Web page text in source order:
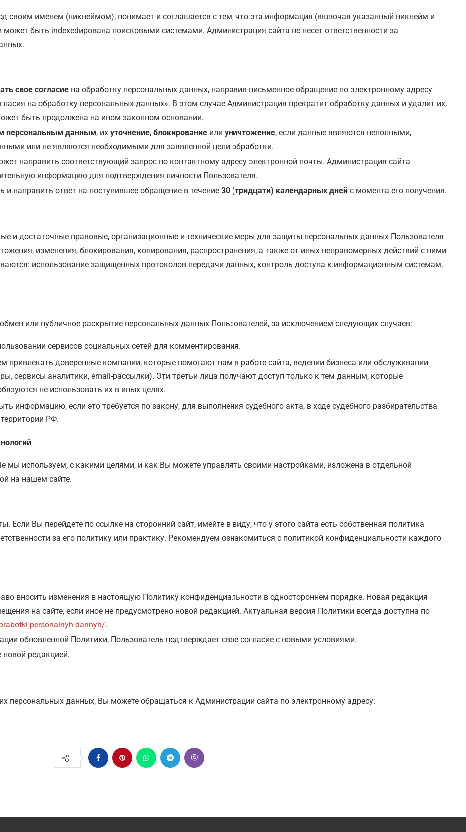
своим именем (никнеймом), понимает и соглашается с тем, что эта информация (включая указанный никнейм и
быть indexedирована поисковыми системами. Администрация сайта не несет ответственности за
свое согласие на обработку персональных данных, направив письменное обращение по электронному адресу
на обработку персональных данных». В этом случае Администрация прекратит обработку данных и удалит их,
быть продолжена на ином законном основании.
персональным данным, их уточнение, блокирование или уничтожение, если данные являются неполными,
или не являются необходимыми для заявленной цели обработки.
направить соответствующий запрос по контактному адресу электронной почты. Администрация сайта
информацию для подтверждения личности Пользователя.
и направить ответ на поступившее обращение в течение 30 (тридцати) календарных дней с момента его получения.
и достаточные правовые, организационные и технические меры для защиты персональных данных Пользователя
изменения, блокирования, копирования, распространения, а также от иных неправомерных действий с ними
использование защищенных протоколов передачи данных, контроль доступа к информационным системам,
или публичное раскрытие персональных данных Пользователей, за исключением следующих случаев:
сервисов социальных сетей для комментирования.
привлекать доверенные компании, которые помогают нам в работе сайта, ведении бизнеса или обслуживании
сервисы аналитики, email-рассылки). Эти третьи лица получают доступ только к тем данным, которые
не использовать их в иных целях.
информацию, если это требуется по закону, для выполнения судебного акта, в ходе судебного разбирательства
РФ.
используем, с какими целями, и как Вы можете управлять своими настройками, изложена в отдельной
на нашем сайте.
Если Вы перейдете по ссылке на сторонний сайт, имейте в виду, что у этого сайта есть собственная политика
за его политику или практику. Рекомендуем ознакомиться с политикой конфиденциальности каждого
вносить изменения в настоящую Политику конфиденциальности в одностороннем порядке. Новая редакция
на сайте, если иное не предусмотрено новой редакцией. Актуальная версия Политики всегда доступна по
personalnyh-dannyh/.
обновленной Политики, Пользователь подтверждает свое согласие с новыми условиями.
новой редакцией.
персональных данных, Вы можете обращаться к Администрации сайта по электронному адресу: